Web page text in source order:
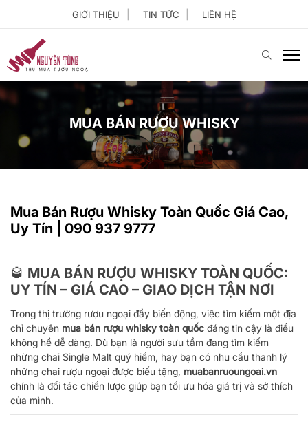
GIỚI THIỆU TIN TỨC LIÊN HỆ
MUA BÁN RƯỢU WHISKY
Mua Bán Rượu Whisky Toàn Quốc Giá Cao,
Uy Tín | 090 937 9777
🥃 MUA BÁN RƯỢU WHISKY TOÀN QUỐC:
UY TÍN – GIÁ CAO – GIAO DỊCH TẬN NƠI
Trong thị trường rượu ngoại đầy biến động, việc tìm kiếm một địa
chỉ chuyên mua bán rượu whisky toàn quốc đáng tin cậy là điều
không hề dễ dàng. Dù bạn là người sưu tầm đang tìm kiếm
những chai Single Malt quý hiếm, hay bạn có nhu cầu thanh lý
những chai rượu ngoại được biếu tặng, muabanruoungoai.vn
chính là đối tác chiến lược giúp bạn tối ưu hóa giá trị và sở thích
của mình.